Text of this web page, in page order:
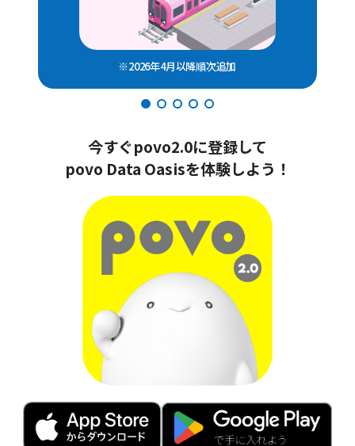
※2026年4月以降順次追加
今すぐpovo2.0に登録して
povo Data Oasisを体験しよう！